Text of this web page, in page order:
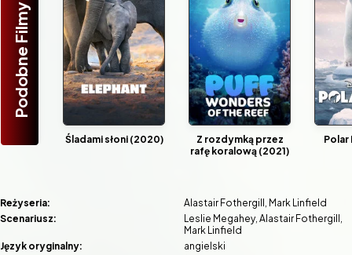
Podobne Filmy
Śladami słoni (2020)
Z rozdymką przez
rafę koralową (2021)
Polar
Reżyseria: Alastair Fothergill
Mark Linfield
Scenariusz:
Leslie Megahey Alastair Fothergill
Mark Linfield
Język oryginalny:
angielski